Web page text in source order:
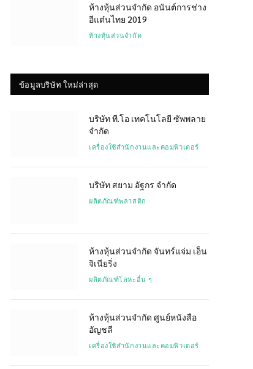
ห้างหุ้นส่วนจำกัด อนันต์การช่าง
อีแต๋นไทย 2019
ห้างหุ้นส่วนจำกัด
ข้อมูลบริษัท ใหม่ล่าสุด
บริษัท ที.โอ เทคโนโลยี ซัพพลาย
จำกัด
เครื่องใช้สำนักงานและคอมพิวเตอร์
บริษัท สยาม อัฐกร จำกัด
ผลิตภัณฑ์พลาสติก
ห้างหุ้นส่วนจำกัด จันทร์แจ่ม เอ็น
จิเนียริ่ง
ผลิตภัณฑ์โลหะอื่น ๆ
ห้างหุ้นส่วนจำกัด ศูนย์หนังสือ
อัญชลี
เครื่องใช้สำนักงานและคอมพิวเตอร์